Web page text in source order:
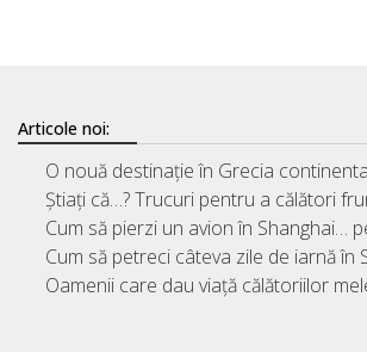
Articole noi:
O nouă destinație în Grecia
Știați că…? Trucuri pentru a călători
Cum să pierzi un avion în Shanghai…
Cum să petreci câteva zile de iarnă în
Oamenii care dau viață călătoriilor